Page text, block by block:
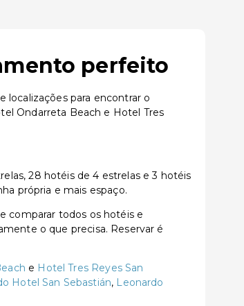
perfeito
localizações para encontrar o
Ondarreta Beach e Hotel Tres
28 hotéis de 4 estrelas e 3 hotéis
própria e mais espaço.
comparar todos os hotéis e
o que precisa. Reservar é
e Hotel Tres Reyes San
Hotel San Sebastián, Leonardo